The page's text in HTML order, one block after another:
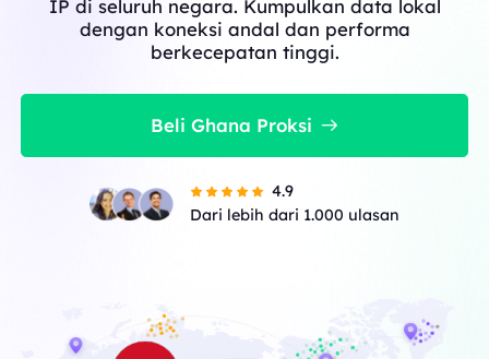
IP di seluruh negara. Kumpulkan data lokal
dengan koneksi andal dan performa
berkecepatan tinggi.
Beli Ghana Proksi
4.9
Dari lebih dari 1.000 ulasan